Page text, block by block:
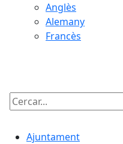
Anglès
Alemany
Francès
Cercar:
Ajuntament